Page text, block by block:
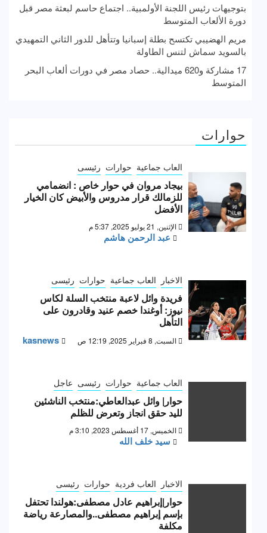
بتوجيهات رئيس اللجنة الأولمبية.. اجتماع حاسم لبعثة مصر قبل
دورة الألعاب المتوسط
مريم الهضيبي تكتسح بطلة إسبانيا وتتأهل للدور الثاني التمهيدي
بالسويد سماش لتنس الطاولة
17 مشاركة و620 ميدالية.. حصاد مصر في دورات ألعاب البحر
المتوسط
حوارات
العاب جماعية حوارات رئيسى
بيجاد مروان في حوار خاص : انضمامي
للزمالك قرار مدروس والأبيض كان الخيار
الأفضل
الإثنين, 21 يوليو 2025, 5:37 م
عبد الرحمن هاشم
الاخبار العاب جماعية حوارات رئيسى
فريدة وائل لاعبة منتخب السلة لكاس
نيوز: أوغندا خصم عنيد وقادرون على
التأهل
السبت, 8 فبراير 2025, 12:19 ص kasnews
العاب جماعية حوارات رئيسى عاجل
حوار| وائل عبدالعاطي:منتخب الناشئين
لليد حقق انجاز وتعرض للظلم
الخميس, 17 أغسطس 2023, 3:10 م
سيد خلف الله
الاخبار العاب فردية حوارات رئيسى
حوار|إبراهيم عادل مصطفى:هولندا تحتفل
بإسم إبراهيم مصطفى..والمصارعة رياضة
مكلفة